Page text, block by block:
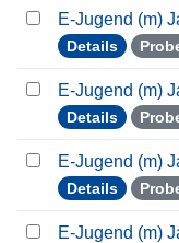
E-Jugend (m)
Details
E-Jugend (m)
Details
E-Jugend (m)
Details
E-Jugend (m)